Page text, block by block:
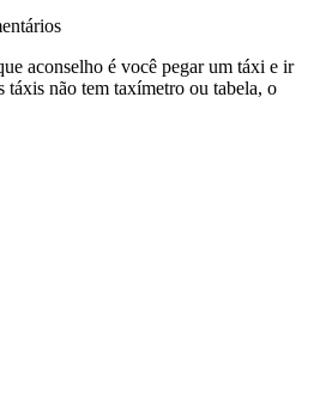
aconselho é você pegar um táxi e ir
táxis não tem taxímetro ou tabela, o